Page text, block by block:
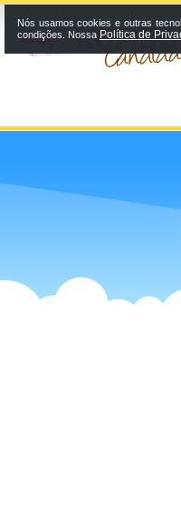
Nós usamos cookies e outras
condições. Nossa Política de